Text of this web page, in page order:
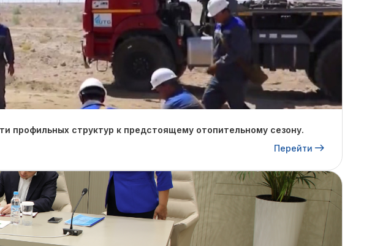
профильных структур к предстоящему отопительному сезону.
Перейти